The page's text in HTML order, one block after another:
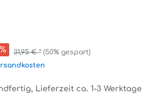
31,95 € * (50% gespart)
Lieferzeit ca. 1-3 Werktage